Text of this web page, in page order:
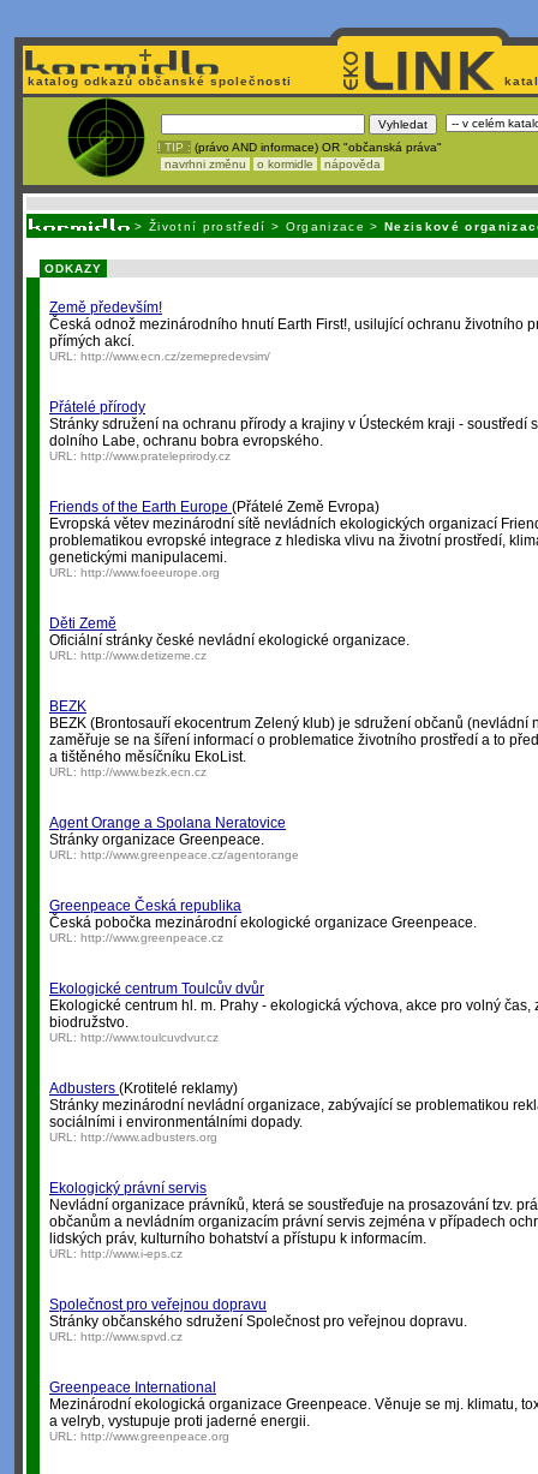
katalog odkazů občanské společnosti
! TIP : (právo AND informace) OR "občanská práva"
navrhni změnu
o kormidle nápověda
> Životní prostředí > Organizace >Neziskové
ODKAZY
Země především!
Česká odnož mezinárodního hnutí Earth First!, usilující ochranu životního
přímých akcí.
URL: http://www.ecn.cz/zemepredevsim/
Přátelé přírody
Stránky sdružení na ochranu přírody a krajiny v Ústeckém kraji - soustředí
dolního Labe, ochranu bobra evropského.
URL: http://www.prateleprirody.cz
Friends of the Earth Europe (Přátelé Země Evropa)
Evropská větev mezinárodní sítě nevládních ekologických organizací
problematikou evropské integrace z hlediska vlivu na životní prostředí,
genetickými manipulacemi.
URL: http://www.foeeurope.org
Děti Země
Oficiální stránky české nevládní ekologické organizace.
URL: http://www.detizeme.cz
BEZK
BEZK (Brontosauří ekocentrum Zelený klub) je sdružení občanů (nevládní
zaměřuje se na šíření informací o problematice životního prostředí a to
a tištěného měsíčníku EkoList.
URL: http://www.bezk.ecn.cz
Agent Orange a Spolana Neratovice
Stránky organizace Greenpeace.
URL: http://www.greenpeace.cz/agentorange
Greenpeace Česká republika
Česká pobočka mezinárodní ekologické organizace Greenpeace.
URL: http://www.greenpeace.cz
Ekologické centrum Toulcův dvůr
Ekologické centrum hl. m. Prahy - ekologická výchova, akce pro volný čas,
biodružstvo.
URL: http://www.toulcuvdvur.cz
Adbusters (Krotitelé reklamy)
Stránky mezinárodní nevládní organizace, zabývající se problematikou
sociálními i environmentálními dopady.
URL: http://www.adbusters.org
Ekologický právní servis
Nevládní organizace právníků, která se soustřeďuje na prosazování tzv.
občanům a nevládním organizacím právní servis zejména v případech
lidských práv, kulturního bohatství a přístupu k informacím.
URL: http://www.i-eps.cz
Společnost pro veřejnou dopravu
Stránky občanského sdružení Společnost pro veřejnou dopravu.
URL: http://www.spvd.cz
Greenpeace International
Mezinárodní ekologická organizace Greenpeace. Věnuje se mj. klimatu,
a velryb, vystupuje proti jaderné energii.
URL: http://www.greenpeace.org